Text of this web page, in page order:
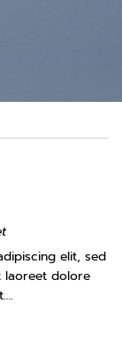
elit, sed
laoreet dolore